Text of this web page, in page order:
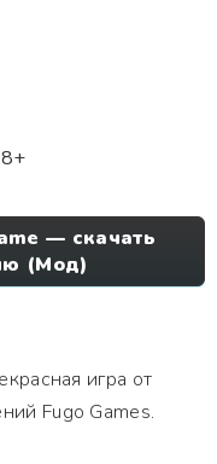
— скачать
(Мод)
игра от
Fugo Games.